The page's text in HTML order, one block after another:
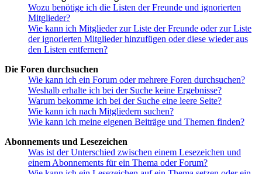
Wozu benötige ich die Listen der Freunde und ignorierten
Mitglieder?
Wie kann ich Mitglieder zur Liste der Freunde oder zur Liste
der ignorierten Mitglieder hinzufügen oder diese wieder aus
den Listen entfernen?
Die Foren durchsuchen
Wie kann ich ein Forum oder mehrere Foren durchsuchen?
Weshalb erhalte ich bei der Suche keine Ergebnisse?
Warum bekomme ich bei der Suche eine leere Seite?
Wie kann ich nach Mitgliedern suchen?
Wie kann ich meine eigenen Beiträge und Themen finden?
Abonnements und Lesezeichen
Was ist der Unterschied zwischen einem Lesezeichen und
einem Abonnements für ein Thema oder Forum?